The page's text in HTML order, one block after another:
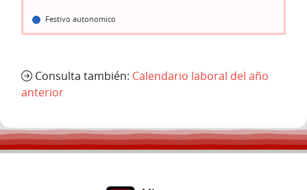
Festivo autonomico
Consulta también: Calendario laboral del año
anterior